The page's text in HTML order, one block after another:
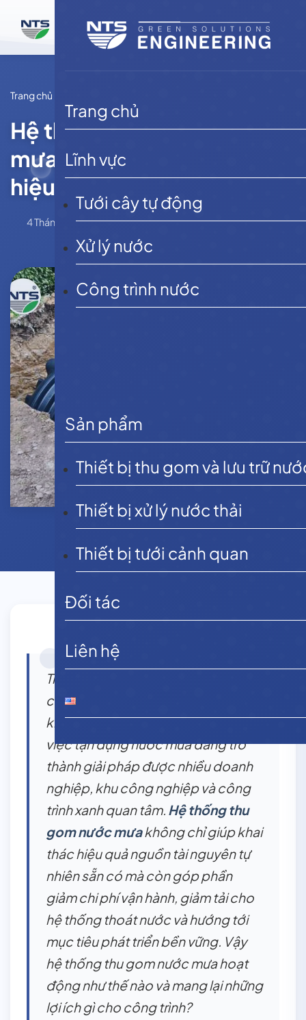
Trang chủ
Lĩnh vực
Tưới cây tự động
Xử lý nước
Công trình nước
Sản phẩm
Thiết bị thu gom và lưu trữ
Thiết bị xử lý nước thải
Thiết bị tưới cảnh quan
Đối tác
Liên hệ
dung
Trang chủ
Hệ thống thu gom nước
mưa và tái sử dụng nước
hiệu quả
4 Tháng 6, 2026 NTSE Tin tức
Trong bối cảnh nguồn nước ngày
càng chịu nhiều áp lực từ biến đổi
khí hậu và nhu cầu sử dụng gia tăng,
việc tận dụng nước mưa đang trở
thành giải pháp được nhiều doanh
nghiệp, khu công nghiệp và công
trình xanh quan tâm. Hệ thống thu
gom nước mưakhông chỉ giúp khai
thác hiệu quả nguồn tài nguyên tự
nhiên sẵn có mà còn góp phần
giảm chi phí vận hành, giảm tải cho
hệ thống thoát nước và hướng tới
mục tiêu phát triển bền vững. Vậy
hệ thống thu gom nước mưa hoạt
động như thế nào và mang lại những
lợi ích gì cho công trình?